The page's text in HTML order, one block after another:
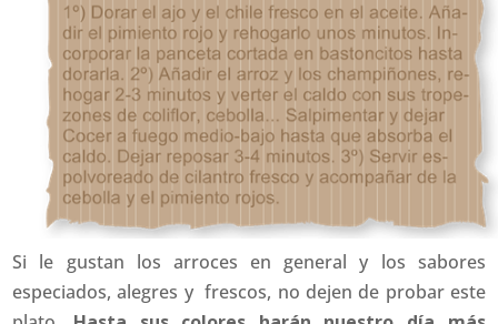
Si le gustan los arroces en general y los sabores
especiados, alegres y frescos, no dejen de probar este